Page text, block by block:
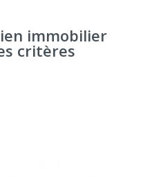
immobilier
critères